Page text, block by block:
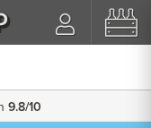
9.8/10in huis